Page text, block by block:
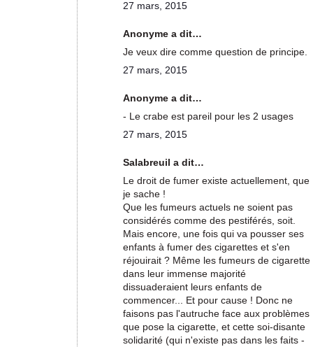
27 mars, 2015
Anonyme a dit…
Je veux dire comme question de principe.
27 mars, 2015
Anonyme a dit…
- Le crabe est pareil pour les 2 usages
27 mars, 2015
Salabreuil a dit…
Le droit de fumer existe actuellement, que
je sache !
Que les fumeurs actuels ne soient pas
considérés comme des pestiférés, soit.
Mais encore, une fois qui va pousser ses
enfants à fumer des cigarettes et s'en
réjouirait ? Même les fumeurs de cigarette
dans leur immense majorité
dissuaderaient leurs enfants de
commencer... Et pour cause ! Donc ne
faisons pas l'autruche face aux problèmes
que pose la cigarette, et cette soi-disante
solidarité (qui n'existe pas dans les faits -